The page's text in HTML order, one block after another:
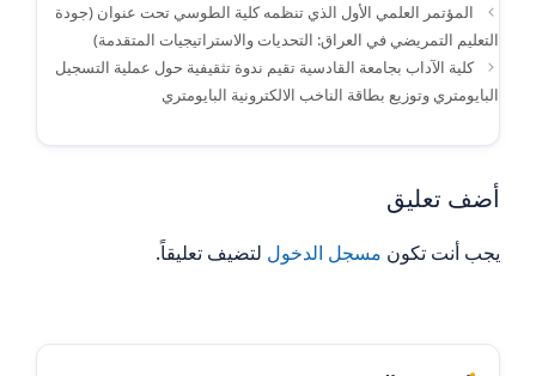
المؤتمر العلمي الأول الذي تنظمه كلية الطوسي تحت عنوان (جودة
التعليم التمريضي في العراق: التحديات والاستراتيجيات المتقدمة)
كلية الآداب بجامعة القادسية تقيم ندوة تثقيفية حول عملية التسجيل
البايومتري وتوزيع بطاقة الناخب الالكترونية البايومتري
أضف تعليق
يجب أنت تكون مسجل الدخول لتضيف تعليقاً.